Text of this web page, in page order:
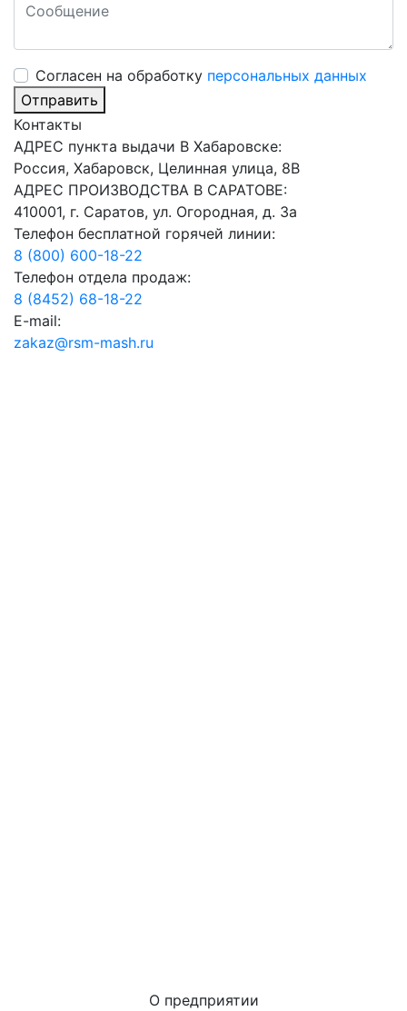
Cогласен на обработку персональных данных
Отправить
Контакты
АДРЕС пункта выдачи В Хабаровске:
Россия, Хабаровск, Целинная улица, 8В
АДРЕС ПРОИЗВОДСТВА В САРАТОВЕ:
410001, г. Саратов, ул. Огородная, д. 3а
Телефон бесплатной горячей линии:
8 (800) 600-18-22
Телефон отдела продаж:
8 (8452) 68-18-22
E-mail:
zakaz@rsm-mash.ru
О предприятии